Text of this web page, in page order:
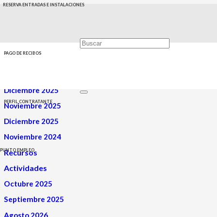
RESERVA ENTRADAS E INSTALACIONES
PAGO DE RECIBOS
PERFIL CONTRATANTE
PUNTO EMPLEO
Biblioteca
Diciembre 2025
Noviembre 2025
Diciembre 2025
Noviembre 2024
Recursos
Actividades
Octubre 2025
Septiembre 2025
Agosto 2026